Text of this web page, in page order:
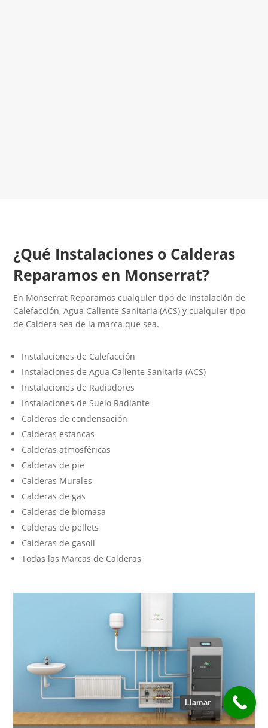
¿Qué Instalaciones o Calderas
Reparamos en Monserrat?
En Monserrat Reparamos cualquier tipo de Instalación de
Calefacción, Agua Caliente Sanitaria (ACS) y cualquier tipo
de Caldera sea de la marca que sea.
Instalaciones de Calefacción
Instalaciones de Agua Caliente Sanitaria (ACS)
Instalaciones de Radiadores
Instalaciones de Suelo Radiante
Calderas de condensación
Calderas estancas
Calderas atmosféricas
Calderas de pie
Calderas Murales
Calderas de gas
Calderas de biomasa
Calderas de pellets
Calderas de gasoil
Todas las Marcas de Calderas
Llamar